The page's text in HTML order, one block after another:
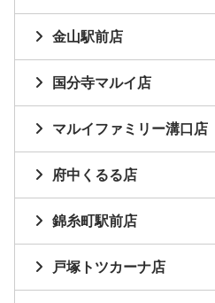
金山駅前店
国分寺マルイ店
マルイファミリー溝口店
府中くるる店
錦糸町駅前店
戸塚トツカーナ店